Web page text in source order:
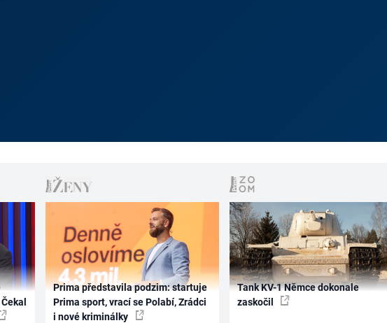
Prima představila podzim: startuje
Prima sport, vrací se Polabí, Zrádci
i nové kriminálky
Tank KV-1 Němce dokonale
zaskočil